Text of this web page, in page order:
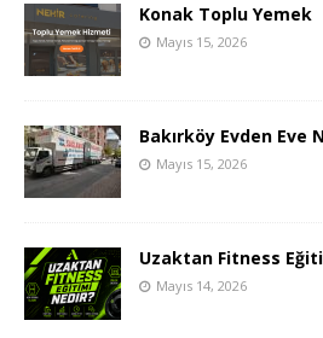
Konak Toplu Yemek
Mayıs 15, 2026
Bakırköy Evden Eve
Mayıs 15, 2026
Uzaktan Fitness
Mayıs 14, 2026